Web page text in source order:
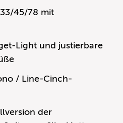
45/78 mit
Light und justierbare
/ Line-Cinch-
der